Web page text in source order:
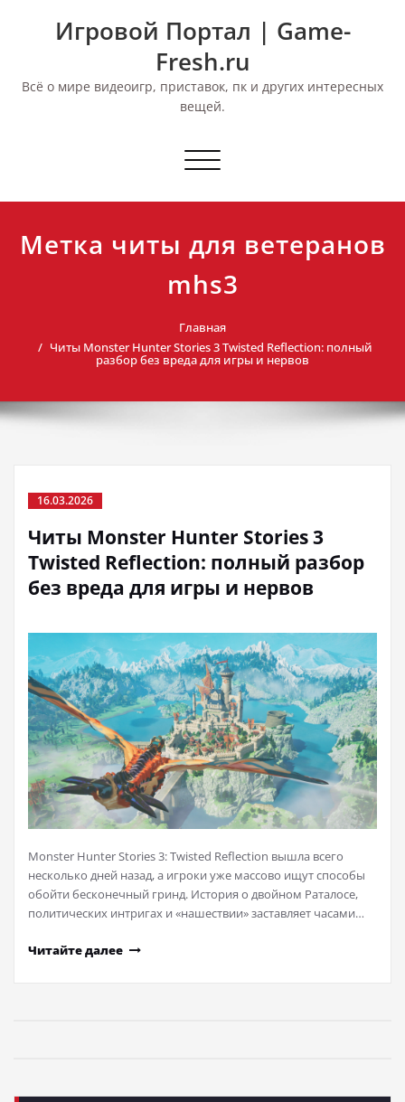
Игровой Портал | Game-
Fresh.ru
Всё о мире видеоигр, приставок, пк и других интересных
вещей.
Переключить
Метка читы для ветеранов
mhs3
Главная
Читы Monster Hunter Stories 3 Twisted Reflection: полный
разбор без вреда для игры и нервов
16.03.2026
Читы Monster Hunter Stories 3
Twisted Reflection: полный разбор
без вреда для игры и нервов
Monster Hunter Stories 3: Twisted Reflection вышла всего
несколько дней назад, а игроки уже массово ищут способы
обойти бесконечный гринд. История о двойном Раталосе,
политических интригах и «нашествии» заставляет часами…
Читайте далее